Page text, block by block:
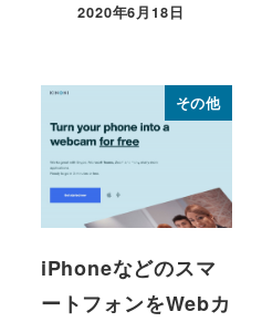
投稿日
2020年6月18日
その他
iPhoneなどのスマ
ートフォンをWebカ